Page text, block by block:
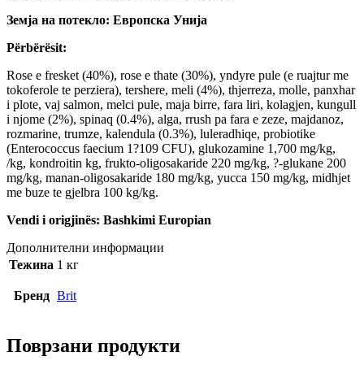
Земја на потекло: Европска Унија
Përbërësit:
Rose e fresket (40%), rose e thate (30%), yndyre pule (e ruajtur me
tokoferole te perziera), tershere, meli (4%), thjerreza, molle, panxhar
i plote, vaj salmon, melci pule, maja birre, fara liri, kolagjen, kungull
i njome (2%), spinaq (0.4%), alga, rrush pa fara e zeze, majdanoz,
rozmarine, trumze, kalendula (0.3%), luleradhiqe, probiotike
(Enterococcus faecium 1?109 CFU), glukozamine 1,700 mg/kg,
/kg, kondroitin kg, frukto-oligosakaride 220 mg/kg, ?-glukane 200
mg/kg, manan-oligosakaride 180 mg/kg, yucca 150 mg/kg, midhjet
me buze te gjelbra 100 kg/kg.
Vendi i origjinës: Bashkimi Europian
Дополнителни информации
Тежина 1 кг
Бренд Brit
Поврзани продукти